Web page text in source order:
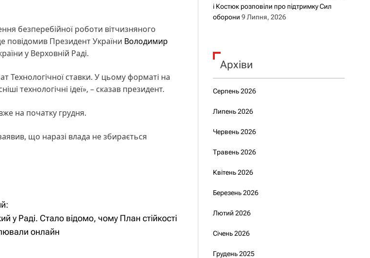
безперебійної роботи вітчизняного
повідомив Президент України Володимир
у Верховній Раді.
Технологічної ставки. У цьому форматі на
технологічні ідеї», – сказав президент.
на початку грудня.
що наразі влада не збирається
у Раді. Стало відомо, чому План стійкості
онлайн
і Костюк розповіли про підтримку Сил
оборони 9 Липня, 2026
Архіви
Серпень 2026
Липень 2026
Червень 2026
Травень 2026
Квітень 2026
Березень 2026
Лютий 2026
Січень 2026
Грудень 2025